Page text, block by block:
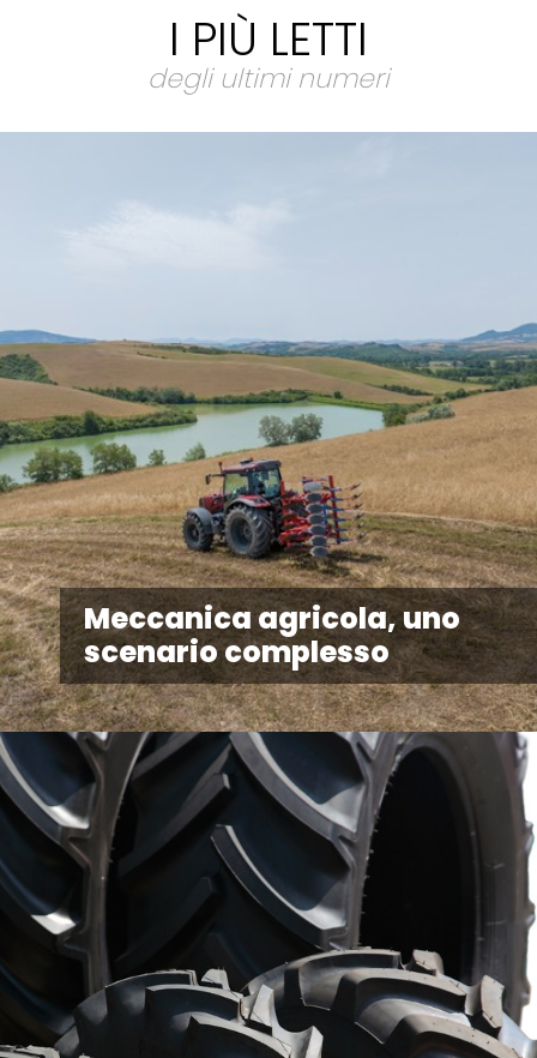
I PIÙ LETTI
degli ultimi numeri
Meccanica agricola, uno
scenario complesso